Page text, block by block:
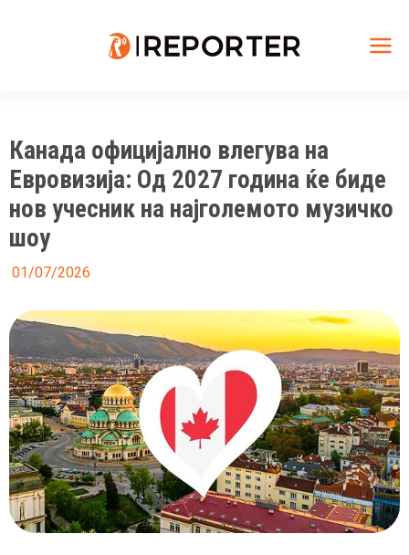
Канада официјално влегува на
Евровизија: Од 2027 година ќе биде
нов учесник на најголемото музичко
шоу
01/07/2026